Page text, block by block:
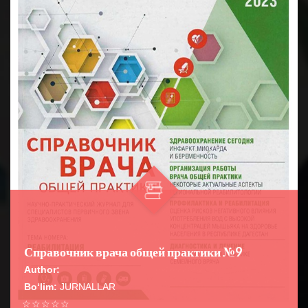
Справочник врача общей практики №9
Author:
Bo‘lim: JURNALLAR
☆
☆
☆
☆
☆